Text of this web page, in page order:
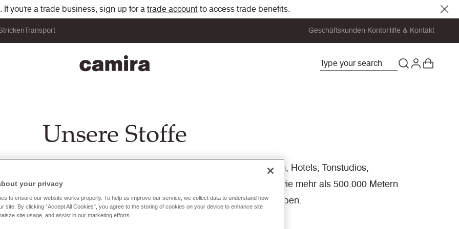
If you're a trade business, sign up for a trade accountto access trade benefits.
Transport Geschäftskunden-KontoHilfe & Kontakt
Unsere Stoffe
und private Innenräume gemacht. Dazu zählen Arbeitsumgebungen, Hotels, Tonstudios,
Interieurs. Mit mehr als 1.500 Stoffen und Farben zur Auswahl sowie mehr als 500.000 Metern
Sie sicher sein, dass wir eine perfekte Lösung für Ihr Projekt haben.
your privacy
to ensure our website works properly. To help us improve our service, we collect data to understand how
site. By clicking “Accept All Cookies”, you agree to the storing of cookies on your device to enhance site
site usage, and assist in our marketing efforts.